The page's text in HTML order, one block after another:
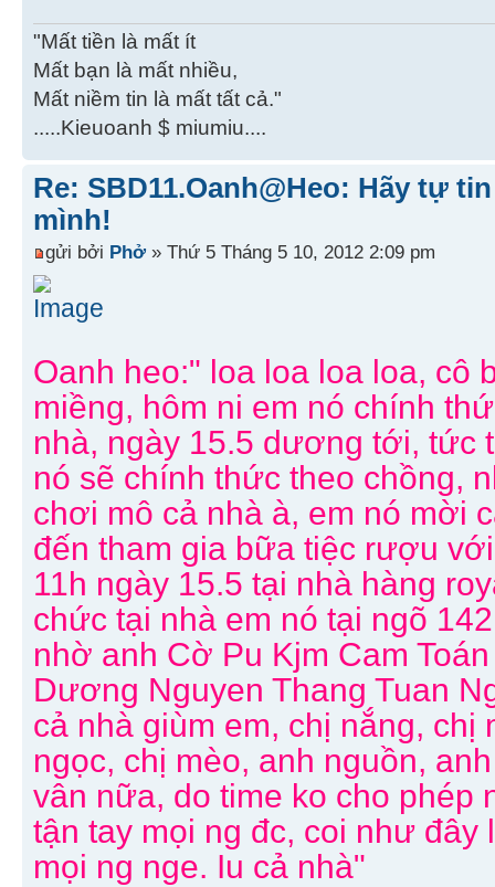
"Mất tiền là mất ít
Mất bạn là mất nhiều,
Mất niềm tin là mất tất cả."
.....Kieuoanh $ miumiu....
Re: SBD11.Oanh@Heo: Hãy tự
mình!
gửi bởi Phở » Thứ 5 Tháng 5 10, 2012 2:09 pm
Oanh heo:" loa loa loa loa, cô
miềng, hôm ni em nó chính
nhà, ngày 15.5 dương tới, tức
nó sẽ chính thức theo chồng,
chơi mô cả nhà à, em nó mời
đến tham gia bữa tiệc rượu
11h ngày 15.5 tại nhà hàng
chức tại nhà em nó tại ngõ
nhờ anh Cờ Pu Kjm Cam
Dương Nguyen Thang Tuan
cả nhà giùm em, chị nắng, chị
ngọc, chị mèo, anh nguồn,
vân nữa, do time ko cho phép
tận tay mọi ng đc, coi như
mọi ng nge. Iu cả nhà"